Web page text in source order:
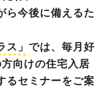
ら今後に備えるた
ス」では、毎月好
向けの住宅入居
るセミナーをご案